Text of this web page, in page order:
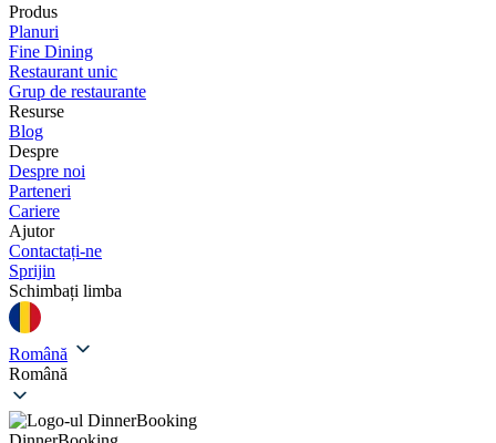
Produs
Planuri
Fine Dining
Restaurant unic
Grup de restaurante
Resurse
Blog
Despre
Despre noi
Parteneri
Cariere
Ajutor
Contactați-ne
Sprijin
Schimbați limba
Română
Română